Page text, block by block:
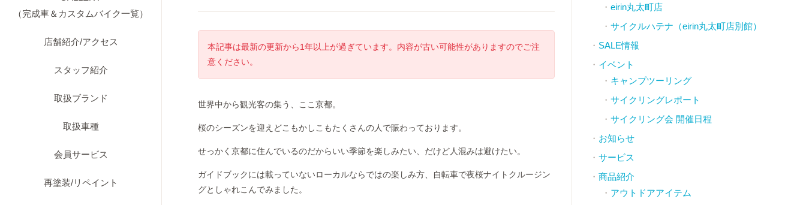
（完成車＆カスタムバイク一覧）
店舗紹介/アクセス
スタッフ紹介
取扱ブランド
取扱車種
会員サービス
再塗装/リペイント
本記事は最新の更新から1年以上が過ぎています。内容が古い可能性がありますのでご注
意ください。
世界中から観光客の集う、ここ京都。
桜のシーズンを迎えどこもかしこもたくさんの人で賑わっております。
せっかく京都に住んでいるのだからいい季節を楽しみたい、だけど人混みは避けたい。
ガイドブックには載っていないローカルならではの楽しみ方、自転車で夜桜ナイトクルージン
グとしゃれこんでみました。
eirin丸太町店
サイクルハテナ（eirin丸太町店別館）
SALE情報
イベント
キャンプツーリング
サイクリングレポート
サイクリング会 開催日程
お知らせ
サービス
商品紹介
アウトドアアイテム